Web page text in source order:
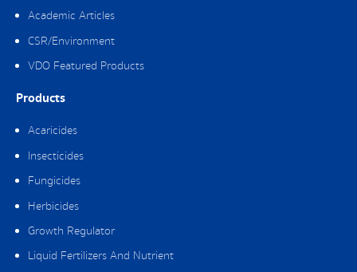
Academic Articles
CSR/Environment
VDO Featured Products
Products
Acaricides
Insecticides
Fungicides
Herbicides
Growth Regulator
Liquid Fertilizers And Nutrient